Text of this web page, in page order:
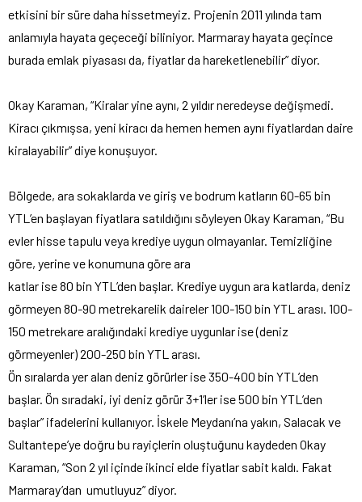
etkisini bir süre daha hissetmeyiz. Projenin 2011 yılında tam
anlamıyla hayata geçeceği biliniyor. Marmaray hayata geçince
burada emlak piyasası da, fiyatlar da hareketlenebilir” diyor.
Okay Karaman, “Kiralar yine aynı, 2 yıldır neredeyse değişmedi.
Kiracı çıkmışsa, yeni kiracı da hemen hemen aynı fiyatlardan daire
kiralayabilir” diye konuşuyor.
Bölgede, ara sokaklarda ve giriş ve bodrum katların 60-65 bin
YTL’en başlayan fiyatlara satıldığını söyleyen Okay Karaman, “Bu
evler hisse tapulu veya krediye uygun olmayanlar. Temizliğine
göre, yerine ve konumuna göre ara
katlar ise 80 bin YTL’den başlar. Krediye uygun ara katlarda, deniz
görmeyen 80-90 metrekarelik daireler 100-150 bin YTL arası. 100-
150 metrekare aralığındaki krediye uygunlar ise (deniz
görmeyenler) 200-250 bin YTL arası.
Ön sıralarda yer alan deniz görürler ise 350-400 bin YTL’den
başlar. Ön sıradaki, iyi deniz görür 3+1’ler ise 500 bin YTL’den
başlar” ifadelerini kullanıyor. İskele Meydanı’na yakın, Salacak ve
Sultantepe’ye doğru bu rayiçlerin oluştuğunu kaydeden Okay
Karaman, “Son 2 yıl içinde ikinci elde fiyatlar sabit kaldı. Fakat
Marmaray’dan umutluyuz” diyor.